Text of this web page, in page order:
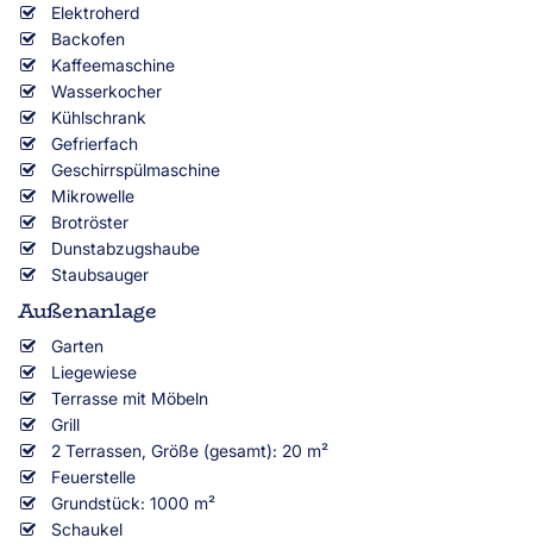
Elektroherd
Backofen
Kaffeemaschine
Wasserkocher
Kühlschrank
Gefrierfach
Geschirrspülmaschine
Mikrowelle
Brotröster
Dunstabzugshaube
Staubsauger
Außenanlage
Garten
Liegewiese
Terrasse mit Möbeln
Grill
2 Terrassen, Größe (gesamt): 20 m²
Feuerstelle
Grundstück: 1000 m²
Schaukel